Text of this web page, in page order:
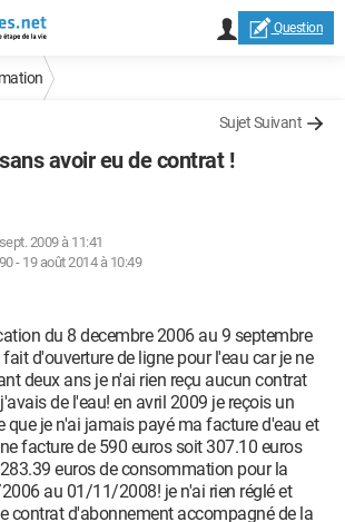
Question
Sujet Suivant
avoir eu de contrat !
2009 à 11:41
- 19 août 2014 à 10:49
du 8 decembre 2006 au 9 septembre
d'ouverture de ligne pour l'eau car je ne
deux ans je n'ai rien reçu aucun contrat
de l'eau! en avril 2009 je reçois un
que je n'ai jamais payé ma facture d'eau et
facture de 590 euros soit 307.10 euros
euros de consommation pour la
au 01/11/2008! je n'ai rien réglé et
contrat d'abonnement accompagné de la